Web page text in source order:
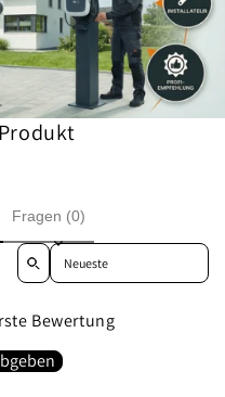
Fragen (0)
Sort reviews by
Bewertung